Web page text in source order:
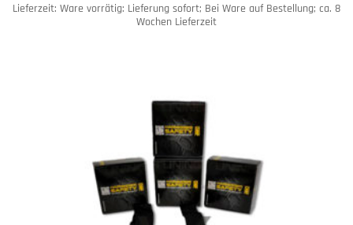
Lieferzeit: Ware vorrätig: Lieferung sofort; Bei Ware auf Bestellung; ca. 8
Wochen Lieferzeit